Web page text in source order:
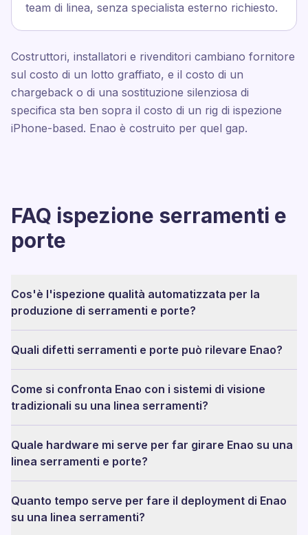
team di linea, senza specialista esterno richiesto.
Costruttori, installatori e rivenditori cambiano fornitore
sul costo di un lotto graffiato, e il costo di un
chargeback o di una sostituzione silenziosa di
specifica sta ben sopra il costo di un rig di ispezione
iPhone-based. Enao è costruito per quel gap.
FAQ ispezione serramenti e
porte
Cos'è l'ispezione qualità automatizzata per la
produzione di serramenti e porte?
Quali difetti serramenti e porte può rilevare Enao?
Come si confronta Enao con i sistemi di visione
tradizionali su una linea serramenti?
Quale hardware mi serve per far girare Enao su una
linea serramenti e porte?
Quanto tempo serve per fare il deployment di Enao
su una linea serramenti?